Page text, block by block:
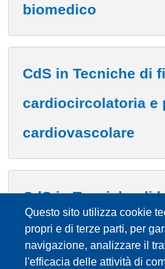
biomedico
CdS in Tecniche di
cardiocircolatoria e
cardiovascolare
CdS in Tecniche di
biomedico
Questo sito utilizza cookie
propri e di terze parti, per
navigazione, analizzare il
l'efficacia delle attività di